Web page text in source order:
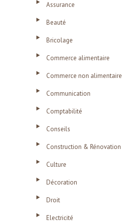
Assurance
Beauté
Bricolage
Commerce alimentaire
Commerce non alimentaire
Communication
Comptabilité
Conseils
Construction & Rénovation
Culture
Décoration
Droit
Electricité